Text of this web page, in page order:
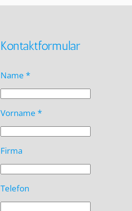
Kontaktformular
Name *
Vorname *
Firma
Telefon